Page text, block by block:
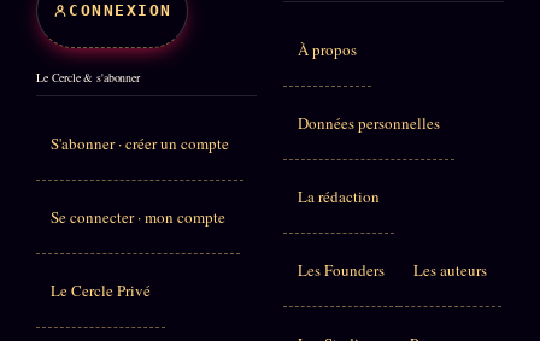
CONNEXION
Le Cercle & s'abonner
S'abonner · créer un compte
Se connecter · mon compte
Le Cercle Privé
À propos
Données personnelles
La rédaction
Les Founders Les auteurs